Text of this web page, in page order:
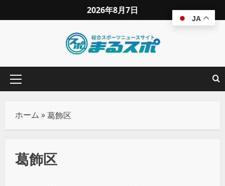
2026年8月7日
ホーム »葛飾区
葛飾区
地域スポーツ
JA